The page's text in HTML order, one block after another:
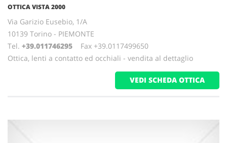
OTTICA VISTA 2000
Via Garizio Eusebio, 1/A
10139 Torino - PIEMONTE
Tel. +39.011746295 Fax +39.0117499650
Ottica, lenti a contatto ed occhiali - vendita al dettaglio
VEDI SCHEDA OTTICA